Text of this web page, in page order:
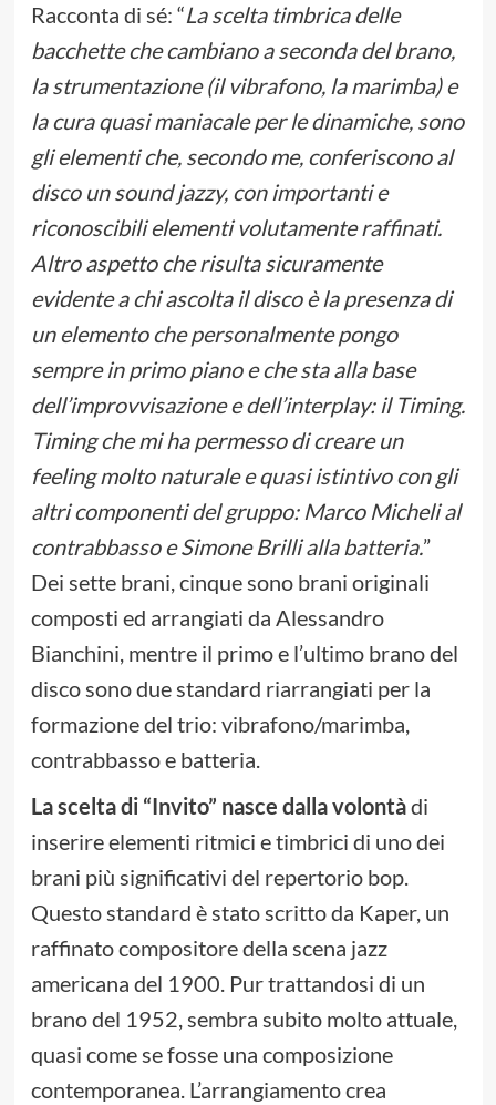
Racconta di sé: “La scelta timbrica delle
bacchette che cambiano a seconda del brano,
la strumentazione (il vibrafono, la marimba) e
la cura quasi maniacale per le dinamiche, sono
gli elementi che, secondo me, conferiscono al
disco un sound jazzy, con importanti e
riconoscibili elementi volutamente raffinati.
Altro aspetto che risulta sicuramente
evidente a chi ascolta il disco è la presenza di
un elemento che personalmente pongo
sempre in primo piano e che sta alla base
dell’improvvisazione e dell’interplay: il Timing.
Timing che mi ha permesso di creare un
feeling molto naturale e quasi istintivo con gli
altri componenti del gruppo: Marco Micheli al
contrabbasso e Simone Brilli alla batteria.”
Dei sette brani, cinque sono brani originali
composti ed arrangiati da Alessandro
Bianchini, mentre il primo e l’ultimo brano del
disco sono due standard riarrangiati per la
formazione del trio: vibrafono/marimba,
contrabbasso e batteria.
La scelta di “Invito” nasce dalla volontàdi
inserire elementi ritmici e timbrici di uno dei
brani più significativi del repertorio bop.
Questo standard è stato scritto da Kaper, un
raffinato compositore della scena jazz
americana del 1900. Pur trattandosi di un
brano del 1952, sembra subito molto attuale,
quasi come se fosse una composizione
contemporanea. L’arrangiamento crea